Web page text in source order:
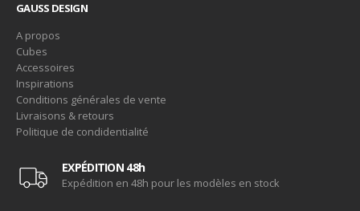
GAUSS DESIGN
A propos
Cubes
Accessoires
Inspirations
Conditions générales de vente
Livraisons & retours
Politique de condidentialité
EXPÉDITION 48h
Expédition en 48h pour les modèles en stock